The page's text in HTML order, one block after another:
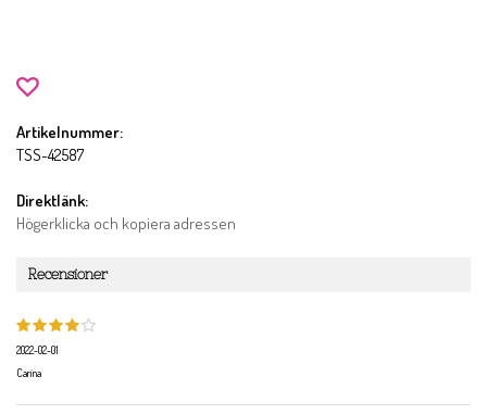
Artikelnummer:
TSS-42587
Direktlänk:
Högerklicka och kopiera adressen
Recensioner
2022-02-01
Carina